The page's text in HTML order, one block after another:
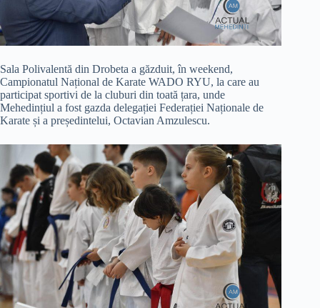
Sala Polivalentă din Drobeta a găzduit, în weekend,
Campionatul Național de Karate WADO RYU, la care au
participat sportivi de la cluburi din toată țara, unde
Mehedințiul a fost gazda delegației Federației Naționale de
Karate și a președintelui, Octavian Amzulescu.